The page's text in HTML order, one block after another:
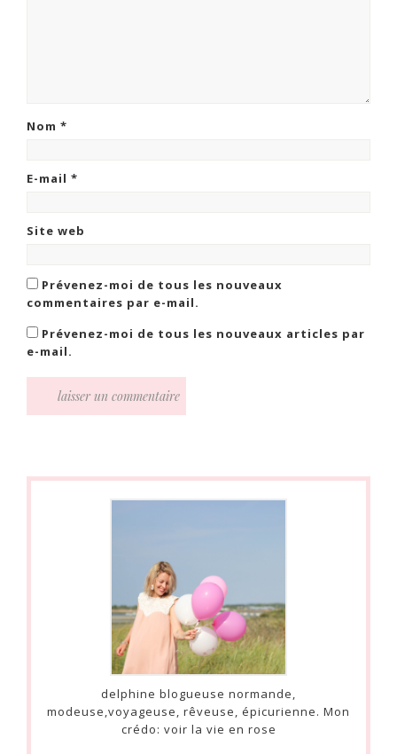
Nom *
E-mail *
Site web
Prévenez-moi de tous les nouveaux
commentaires par e-mail.
Prévenez-moi de tous les nouveaux articles par
e-mail.
delphine blogueuse normande,
modeuse,voyageuse, rêveuse, épicurienne. Mon
crédo: voir la vie en rose